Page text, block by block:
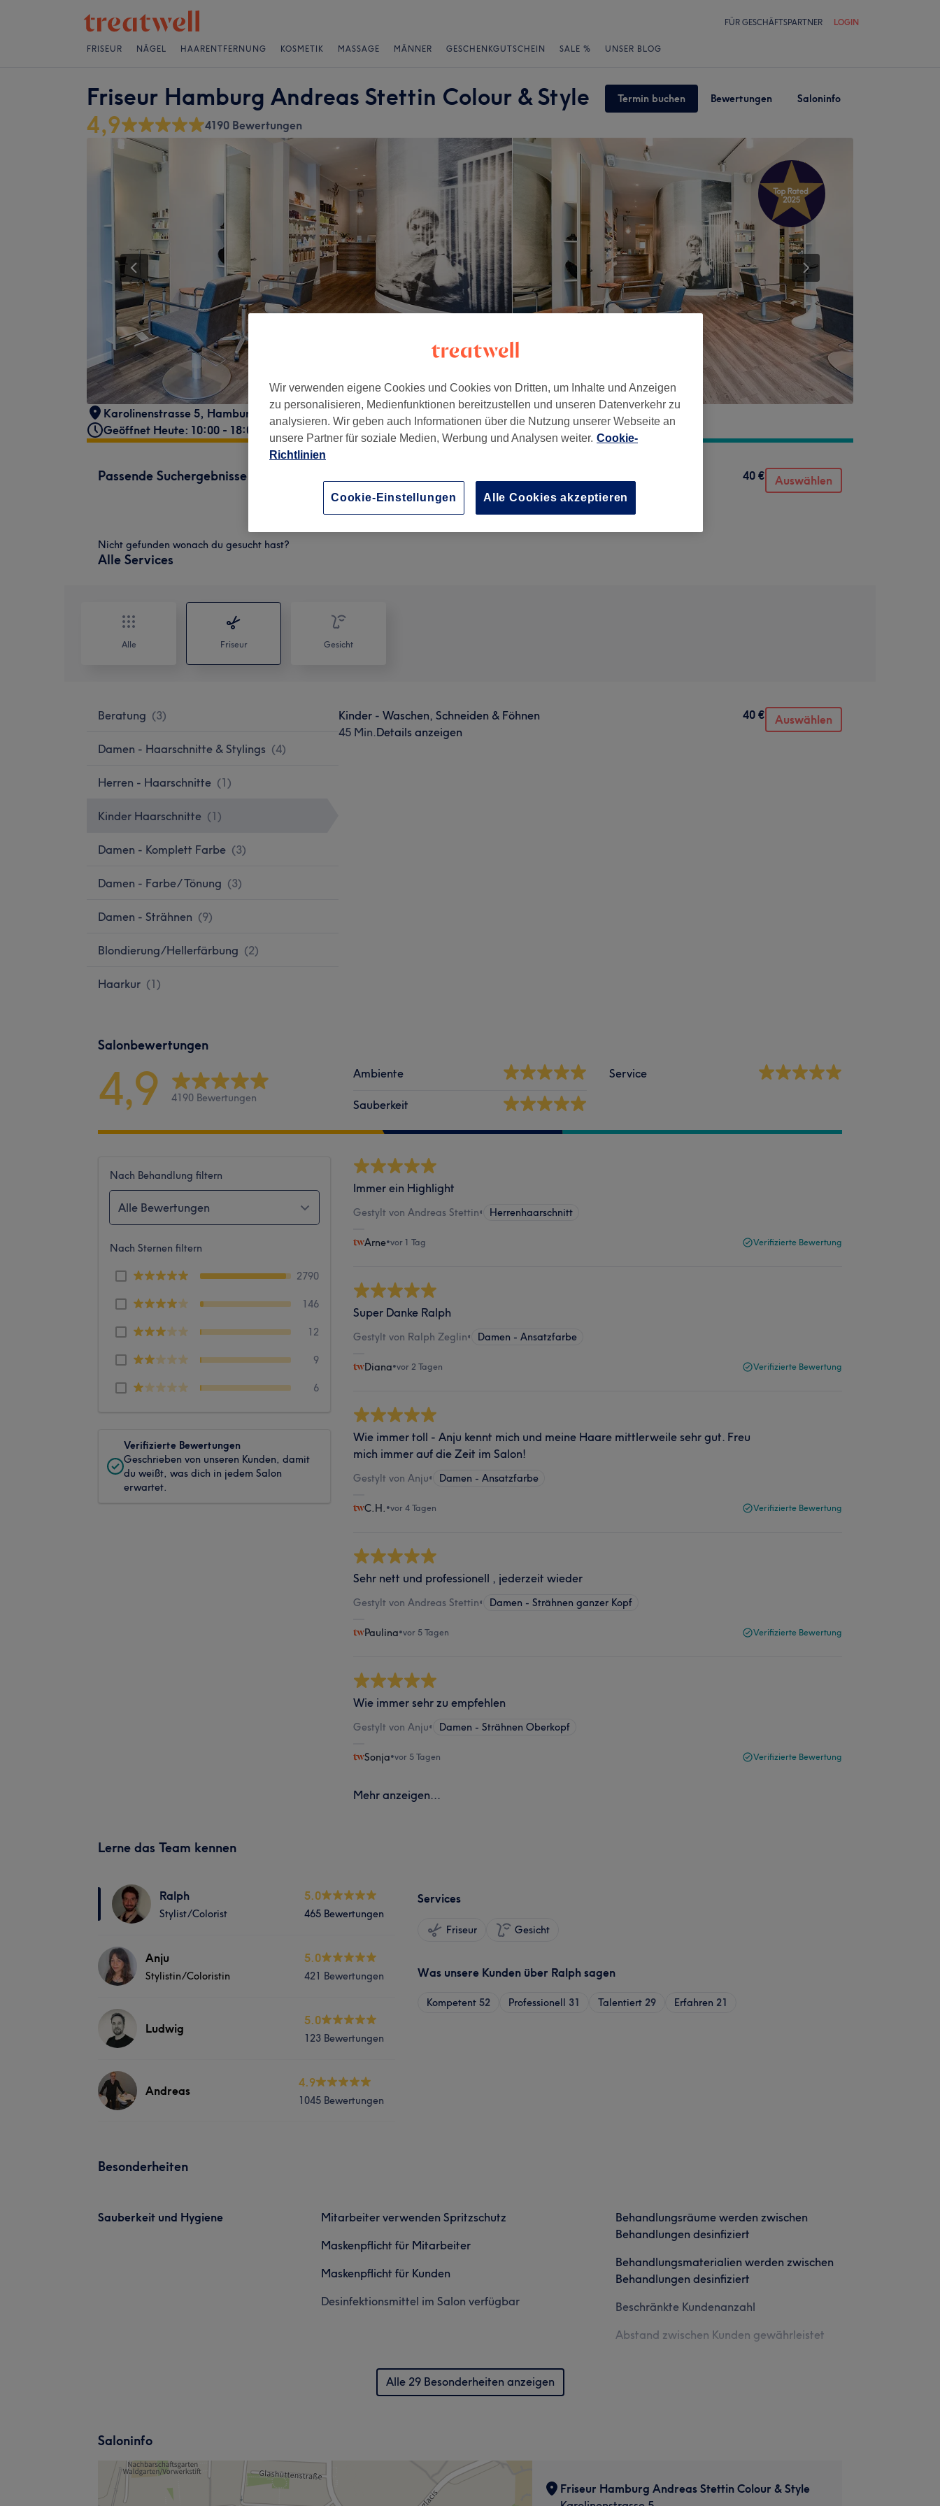
FÜR GESCHÄFTSPARTNER LOGIN
FRISEUR NÄGEL HAARENTFERNUNG KOSMETIK MASSAGE MÄNNER GESCHENKGUTSCHEIN SALE % UNSER BLOG
Friseur Hamburg Andreas Stettin Colour & Style Termin buchen Bewertungen Saloninfo
4,9 4190 Bewertungen
Karolinenstrasse 5, Hamburg, St. Pauli, 20357
Geöffnet Heute: 10:00 - 18:00
Passende Suchergebnisse
45 Min.Details anzeigen
40 € Auswählen
Nicht gefunden wonach du gesucht hast?
Alle Services
Alle Friseur Gesicht
Beratung (3)
Damen - Haarschnitte & Stylings (4)
Herren - Haarschnitte (1)
Kinder Haarschnitte (1 )
Damen - Komplett Farbe (3)
Damen - Farbe/ Tönung (3)
Damen - Strähnen (9)
Blondierung/Hellerfärbung (2)
Haarkur (1)
Kinder - Waschen, Schneiden & Föhnen
45 Min.Details anzeigen
40 € Auswählen
Salonbewertungen
4,9 4190 Bewertungen
Ambiente
Sauberkeit
Service
Nach Behandlung filtern
Alle Bewertungen
Nach Sternen filtern
2790
146
12
9
6
Verifizierte Bewertungen
Geschrieben von unseren Kunden, damit
du weißt, was dich in jedem Salon
erwartet.
Immer ein Highlight
Gestylt von Andreas Stettin• Herrenhaarschnitt
Arne•vor 1 Tag Verifizierte Bewertung
Super Danke Ralph
Gestylt von Ralph Zeglin• Damen - Ansatzfarbe
Diana•vor 2 Tagen Verifizierte Bewertung
Wie immer toll - Anju kennt mich und meine Haare mittlerweile sehr gut. Freu
mich immer auf die Zeit im Salon!
Gestylt von Anju• Damen - Ansatzfarbe
C.H. •vor 4 Tagen Verifizierte Bewertung
Sehr nett und professionell , jederzeit wieder
Gestylt von Andreas Stettin• Damen - Strähnen ganzer Kopf
Paulina•vor 5 Tagen Verifizierte Bewertung
Wie immer sehr zu empfehlen
Gestylt von Anju• Damen - Strähnen Oberkopf
Sonja•vor 5 Tagen Verifizierte Bewertung
Mehr anzeigen...
Lerne das Team kennen
Ralph
Stylist/Colorist
5.0
465 Bewertungen
Anju
Stylistin/Coloristin
5.0
421 Bewertungen
Ludwig
5.0
123 Bewertungen
Andreas
4.9
1045 Bewertungen
Services
Friseur Gesicht
Was unsere Kunden über Ralph sagen
Kompetent 52 Professionell 31 Talentiert 29 Erfahren 21
Besonderheiten
Sauberkeit und Hygiene
Mitarbeiter verwenden Spritzschutz
Maskenpflicht für Mitarbeiter
Maskenpflicht für Kunden
Desinfektionsmittel im Salon verfügbar
Behandlungsräume werden zwischen
Behandlungen desinfiziert
Behandlungsmaterialien werden zwischen
Behandlungen desinfiziert
Beschränkte Kundenanzahl
Abstand zwischen Kunden gewährleistet
Alle 29 Besonderheiten anzeigen
Saloninfo
Friseur Hamburg Andreas Stettin Colour & Style
Wir verwenden eigene Cookies und Cookies von Dritten, um Inhalte und Anzeigen
zu personalisieren, Medienfunktionen bereitzustellen und unseren Datenverkehr zu
analysieren. Wir geben auch Informationen über die Nutzung unserer Webseite an
unsere Partner für soziale Medien, Werbung und Analysen weiter. Cookie-
Richtlinien
Cookie-Einstellungen Alle Cookies akzeptieren